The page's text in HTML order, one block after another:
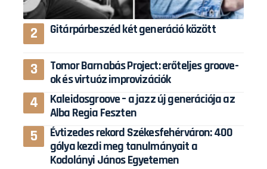
Gitárpárbeszéd két generáció között
Tomor Barnabás Project: erőteljes groove-
ok és virtuóz improvizációk
Kaleidosgroove – a jazz új generációja az
Alba Regia Feszten
Évtizedes rekord Székesfehérváron: 400
gólya kezdi meg tanulmányait a
Kodolányi János Egyetemen